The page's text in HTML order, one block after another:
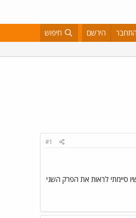
התחבר הירשם חיפוש
#1
לפני שבועיים, עכשיו סיימתי לראות את הפרק השני